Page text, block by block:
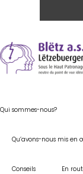
Qui sommes-nous?
Qu’avons-nous mis en
Conseils En